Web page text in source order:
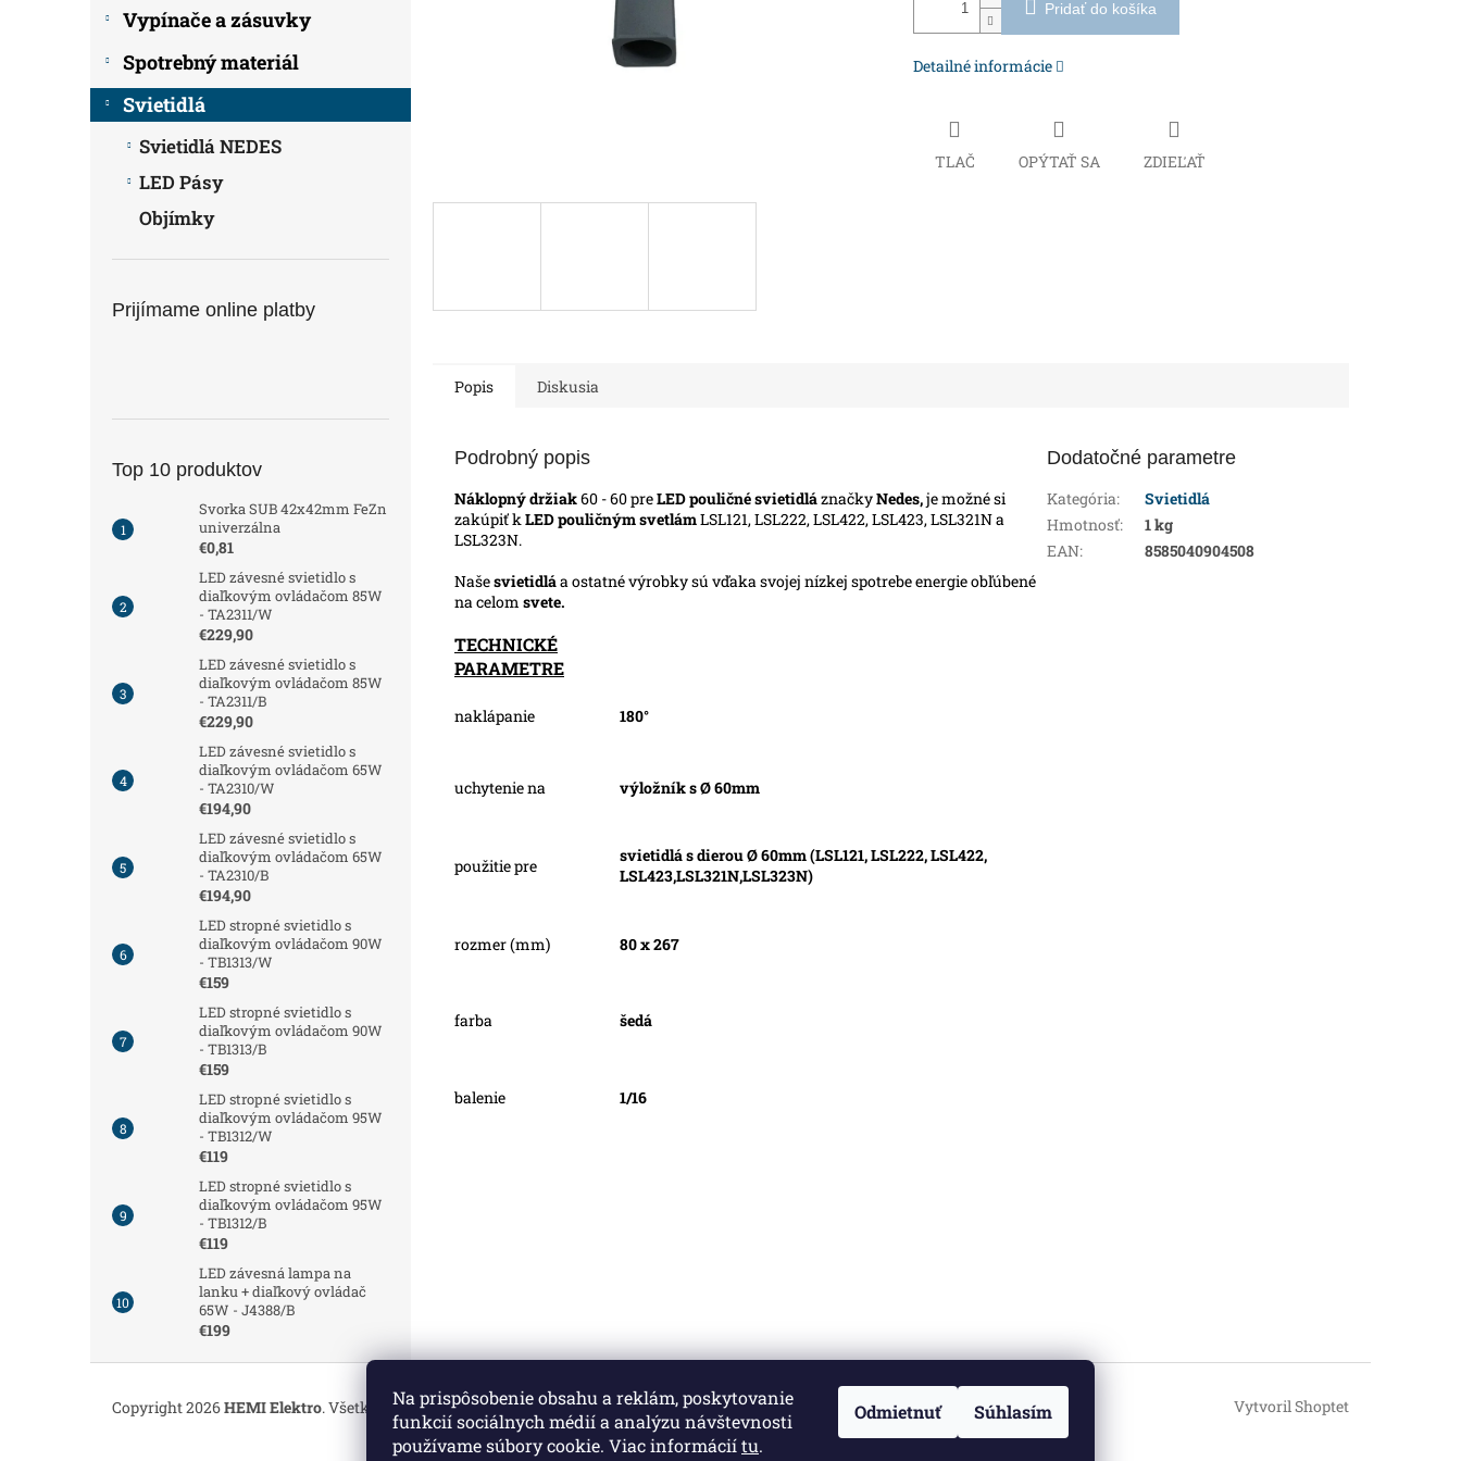
Na prispôsobenie obsahu a reklám, poskytovanie
funkcií sociálnych médií a analýzu návštevnosti
používame súbory cookie. Viac informáciítu.
Odmietnuť Súhlasím
Vypínače a zásuvky
Spotrebný materiál
Svietidlá
Svietidlá NEDES
LED Pásy
Objímky
Prijímame online platby
Top 10 produktov
Svorka SUB 42x42mm FeZn
univerzálna
€0,81
LED závesné svietidlo s
diaľkovým ovládačom 85W
- TA2311/W
€229,90
LED závesné svietidlo s
diaľkovým ovládačom 85W
- TA2311/B
€229,90
LED závesné svietidlo s
diaľkovým ovládačom 65W
- TA2310/W
€194,90
LED závesné svietidlo s
diaľkovým ovládačom 65W
- TA2310/B
€194,90
LED stropné svietidlo s
diaľkovým ovládačom 90W
- TB1313/W
€159
LED stropné svietidlo s
diaľkovým ovládačom 90W
- TB1313/B
€159
LED stropné svietidlo s
diaľkovým ovládačom 95W
- TB1312/W
€119
LED stropné svietidlo s
diaľkovým ovládačom 95W
- TB1312/B
€119
LED závesná lampa na
lanku + diaľkový ovládač
65W - J4388/B
€199
Pridať do košíka
Detailné informácie
TLAČ OPÝTAŤ SA ZDIEĽAŤ
Popis Diskusia
Podrobný popis
Náklopný držiak60 - 60 preLED pouličné svietidláznačkyNedes,je možné si
zakúpiť k LED pouličným svetlámLSL121, LSL222, LSL422, LSL423, LSL321N a
LSL323N.
Našesvietidláa ostatné výrobky sú vďaka svojej nízkej spotrebe energie obľúbené
na celom svete.
TECHNICKÉ
PARAMETRE
naklápanie 180°
uchytenie na výložník s Ø 60mm
použitie pre
svietidlá s dierou Ø 60mm (LSL121, LSL222, LSL422,
LSL423,LSL321N,LSL323N)
rozmer (mm) 80 x 267
farba šedá
balenie 1/16
Dodatočné parametre
Kategória:
Svietidlá
Hmotnosť:
1 kg
EAN: 8585040904508
Vytvoril Shoptet
Copyright 2026HEMI Elektro. Všetky práva vyhradené.Upraviť nastavenie cookies